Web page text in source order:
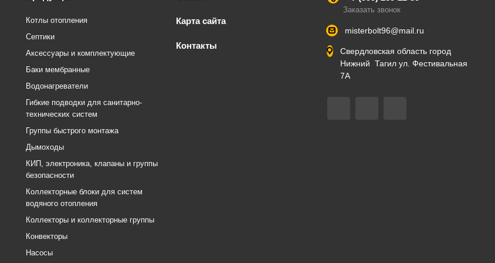
Котлы отопления
Септики
Аксессуары и комплектующие
Баки мембранные
Водонагреватели
Гибкие подводки для санитарно-
технических систем
Группы быстрого монтажа
Дымоходы
КИП, электроника, клапаны и группы
безопасности
Коллекторные блоки для систем
водяного отопления
Коллекторы и коллекторные группы
Конвекторы
Насосы
Карта сайта
Контакты
Заказать звонок
misterbolt96@mail.ru
Свердловская область город
Нижний Тагил ул. Фестивальная
7А